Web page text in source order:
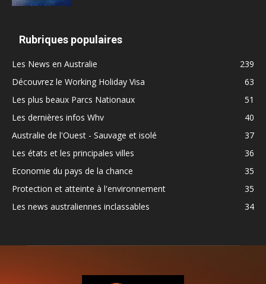
Rubriques populaires
Les News en Australie
239
Découvrez le Working Holiday Visa
63
Les plus beaux Parcs Nationaux
51
Les dernières infos Whv
40
Australie de l'Ouest - Sauvage et isolé
37
Les états et les principales villes
36
Economie du pays de la chance
35
Protection et atteinte à l'environnement
35
Les news australiennes inclassables
34